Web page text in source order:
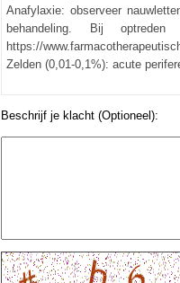
Anafylaxie: observeer
behandeling. Bij
https://
Zelden (0,01-0,1%): acute
Beschrijf je klacht (Optioneel):